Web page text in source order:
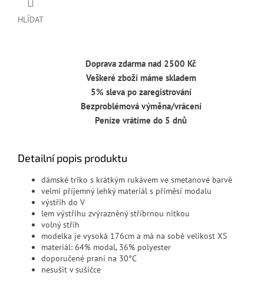
HLÍDAT
Doprava zdarma nad 2500 Kč
Veškeré zboží máme skladem
5% sleva po zaregistrování
Bezproblémová výměna/vrácení
Peníze vrátíme do 5 dnů
Detailní popis produktu
dámské triko s krátkým rukávem ve smetanové barvě
velmi příjemný lehký materiál s příměsí modalu
výstřih do V
lem výstřihu zvýrazněný stříbrnou nitkou
volný střih
modelka je vysoká 176cm a má na sobě velikost XS
materiál: 64% modal, 36% polyester
doporučené praní na 30°C
nesušit v sušičce